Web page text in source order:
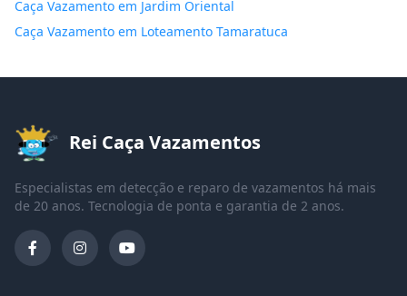
Caça Vazamento em Jardim Oriental
Caça Vazamento em Loteamento Tamaratuca
Rei Caça Vazamentos
Especialistas em detecção e reparo de vazamentos há mais
de 20 anos. Tecnologia de ponta e garantia de 2 anos.